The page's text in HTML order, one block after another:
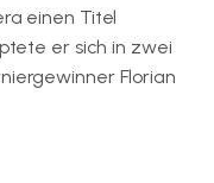
einen Titel
er sich in zwei
Florian